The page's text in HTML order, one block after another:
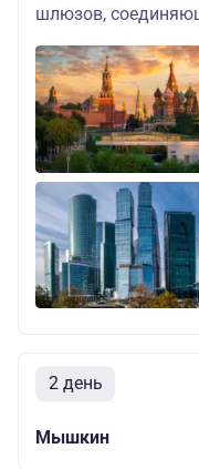
шлюзов,
2 день
Мышкин